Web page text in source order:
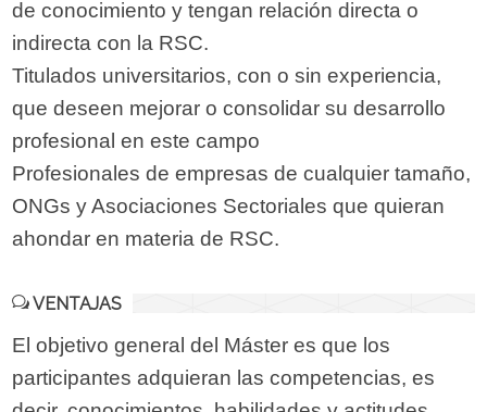
de conocimiento y tengan relación directa o
indirecta con la RSC.
Titulados universitarios, con o sin experiencia,
que deseen mejorar o consolidar su desarrollo
profesional en este campo
Profesionales de empresas de cualquier tamaño,
ONGs y Asociaciones Sectoriales que quieran
ahondar en materia de RSC.
VENTAJAS
El objetivo general del Máster es que los
participantes adquieran las competencias, es